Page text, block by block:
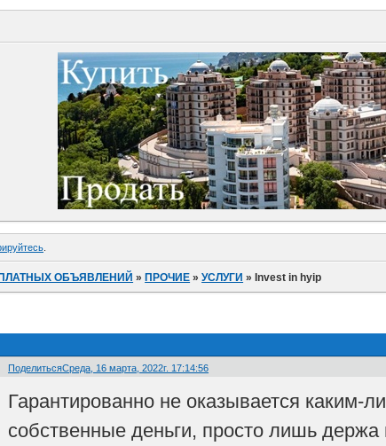
ОБЪЯВЛЕНИЙ »ПРОЧИЕ »УСЛУГИ »Invest in hyip
ПоделитьсяСреда, 16 марта, 2022г. 17:14:56
Гарантированно не оказывается каким-
собственные деньги, просто лишь держа